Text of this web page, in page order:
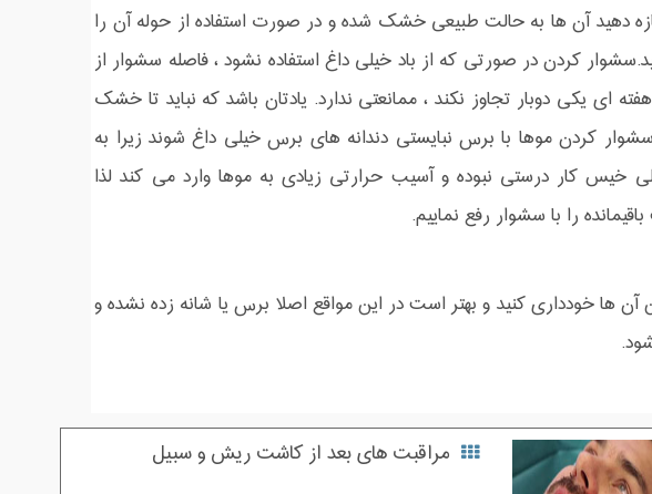
دهید آن ها به حالت طبیعی خشک شده و در صورت استفاده از حوله آن را
کردن در صورتی که از باد خیلی داغ استفاده نشود ، فاصله سشوار از
ای یکی دوبار تجاوز نکند ، ممانعتی ندارد. یادتان باشد که نباید تا خشک
کردن موها با برس نبایستی دندانه های برس خیلی داغ شوند زیرا به
کار درستی نبوده و آسیب حرارتی زیادی به موها وارد می کند لذا
را با سشوار رفع نماییم.
خودداری کنید و بهتر است در این مواقع اصلا برس یا شانه زده نشده و
مراقبت های بعد از کاشت ریش و سبیل